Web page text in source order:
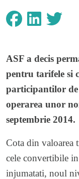
ASF a decis
pentru tarifele si
participantilor de
operarea unor
septembrie 2014.
Cota din valoarea
cele convertibile
injumatati, noul